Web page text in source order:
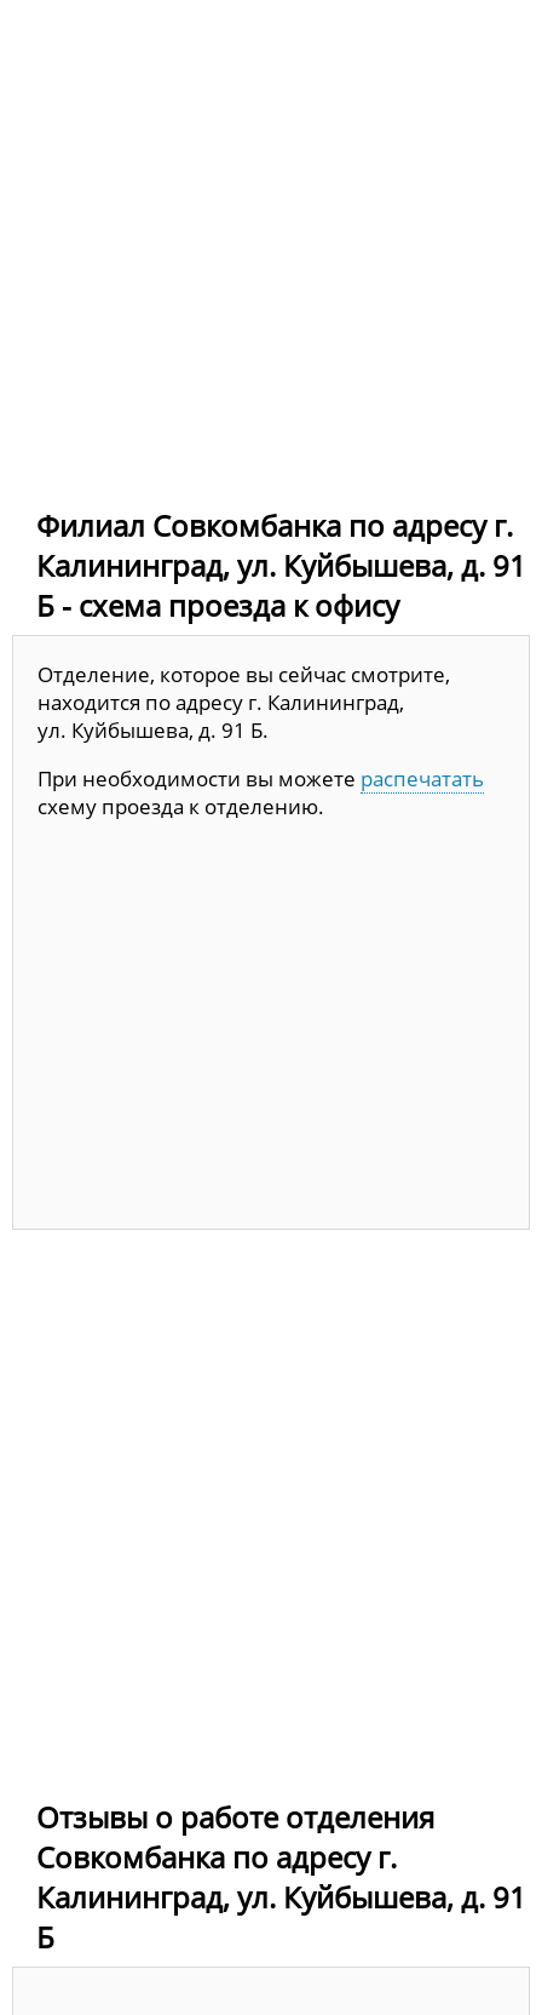
Филиал Совкомбанка по адресу г.
Калининград, ул. Куйбышева, д. 91
Б - схема проезда к офису
Отделение, которое вы сейчас смотрите,
находится по адресу г. Калининград,
ул. Куйбышева, д. 91 Б.
При необходимости вы можете распечатать
схему проезда к отделению.
Отзывы о работе отделения
Совкомбанка по адресу г.
Калининград, ул. Куйбышева, д. 91
Б